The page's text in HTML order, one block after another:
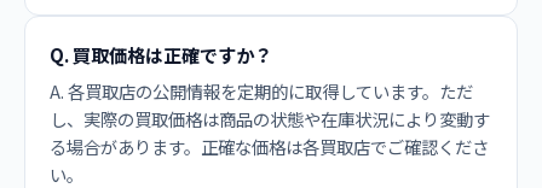
Q. 買取価格は正確ですか？
A. 各買取店の公開情報を定期的に取得しています。ただ
し、実際の買取価格は商品の状態や在庫状況により変動す
る場合があります。正確な価格は各買取店でご確認くださ
い。